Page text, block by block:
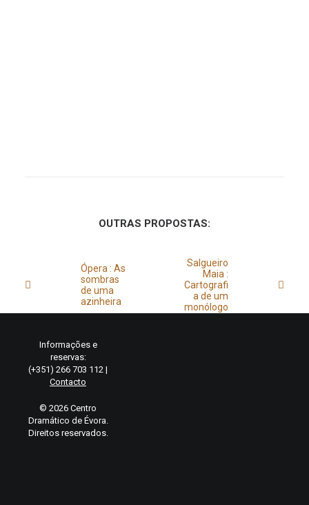
OUTRAS PROPOSTAS:
Ópera : As
sombras
de uma
azinheira
Salgueiro
Maia :
Cartografi
a de um
monólogo
Informações e
reservas:
(+351) 266 703 112 |
Contacto
© 2026 Centro
Dramático de Évora.
Direitos reservados.